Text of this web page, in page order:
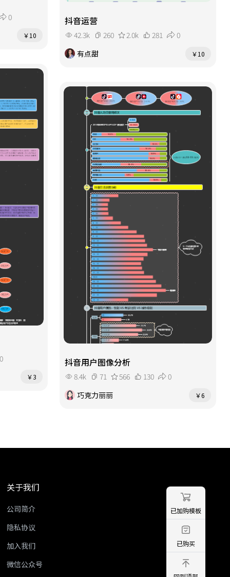
0
￥10
抖音运营
42.3k 260 2.0k 281
0
有点甜
￥10
0
￥3
抖音用户图像分析
8.4k 71 566 130
0
巧克力丽丽
￥6
已加购模板
已购买
关于我们
公司简介
隐私协议
加入我们
微信公众号